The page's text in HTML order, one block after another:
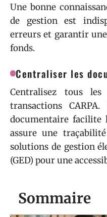
Sommaire
Une bonne
de gestion est
erreurs et garantir
fonds.
Centraliser les
Centralisez tous
transactions
documentaire facilite
assure une
solutions de gestion
(GED) pour une